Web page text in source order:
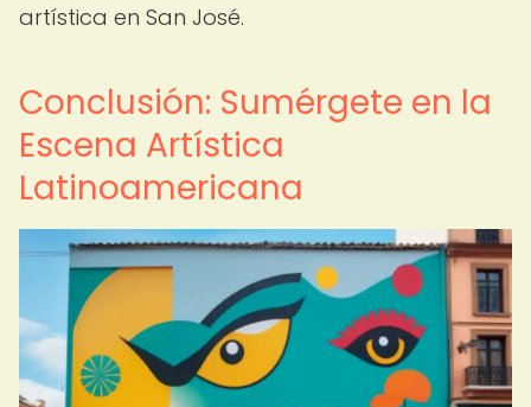
artística en San José.
Conclusión: Sumérgete en la
Escena Artística
Latinoamericana